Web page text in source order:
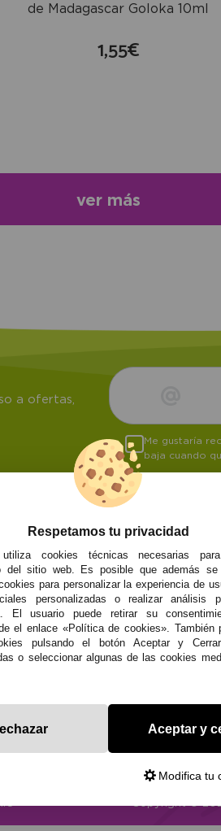
de Madagascar Goloka 10ml
1,55€
ver más
a ofertas,
Me gustaría
baja cuando
NOSOTROS
Quiénes somos
Info
Europea
Respetamos tu privacidad
cookies técnicas necesarias
del sitio web. Es posible que además se
para personalizar la experiencia de
personalizadas o realizar análisis
El usuario puede retirar su
el enlace «Política de cookies». También
pulsando el botón Aceptar y
o seleccionar algunas de las cookies
Aceptar y
Modifica tu